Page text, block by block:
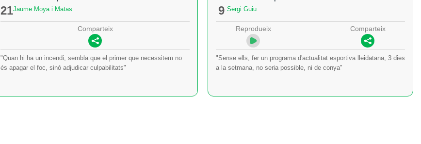
21Jaume Moya i Matas
Comparteix
"Quan hi ha un incendi, sembla que el primer que necessitem no
és apagar el foc, sinó adjudicar culpabilitats"
9 Sergi Guiu
Reprodueix Comparteix
"Sense ells, fer un programa d'actualitat esportiva lleidatana, 3 dies
a la setmana, no seria possible, ni de conya"